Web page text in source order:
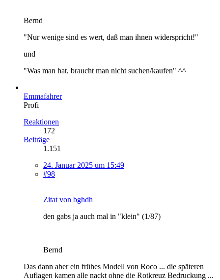
Bernd
"Nur wenige sind es wert, daß man ihnen widerspricht!"
und
"Was man hat, braucht man nicht suchen/kaufen" ^^
Emmafahrer
Profi
Reaktionen
172
Beiträge
1.151
24. Januar 2025 um 15:49
#98
Zitat von bghdh
den gabs ja auch mal in "klein" (1/87)
Bernd
Das dann aber ein frühes Modell von Roco ... die späteren
Auflagen kamen alle nackt ohne die Rotkreuz Bedruckung ...